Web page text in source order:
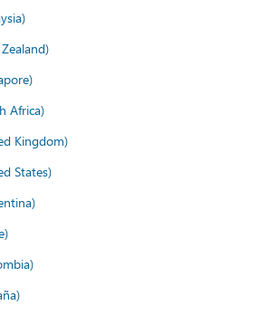
Africa)
Kingdom)
States)